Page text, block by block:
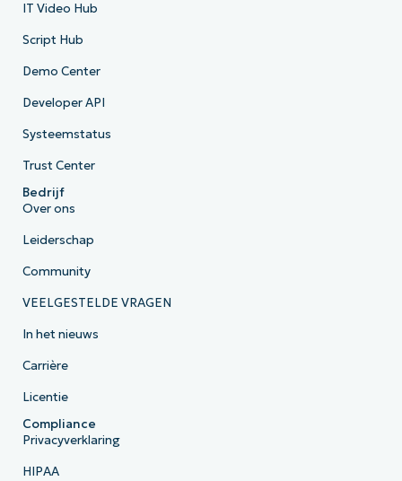
IT Video Hub
Script Hub
Demo Center
Developer API
Systeemstatus
Trust Center
Bedrijf
Over ons
Leiderschap
Community
VEELGESTELDE VRAGEN
In het nieuws
Carrière
Licentie
Compliance
Privacyverklaring
HIPAA